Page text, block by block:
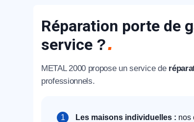
Réparation porte de
service ?
METAL 2000 propose un service de
professionnels.
Les maisons individuelles : nos